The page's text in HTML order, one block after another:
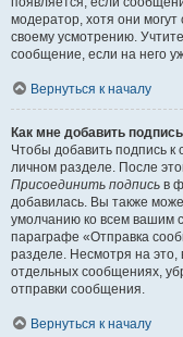
модератор, хотя они
своему усмотрению.
сообщение, если на него
Вернуться к началу
Как мне добавить
Чтобы добавить подпись
личном разделе. После
Присоединить подпись в
добавилась. Вы также
умолчанию ко всем вашим
параграфе «Отправка
разделе. Несмотря на
отдельных сообщениях,
отправки сообщения.
Вернуться к началу